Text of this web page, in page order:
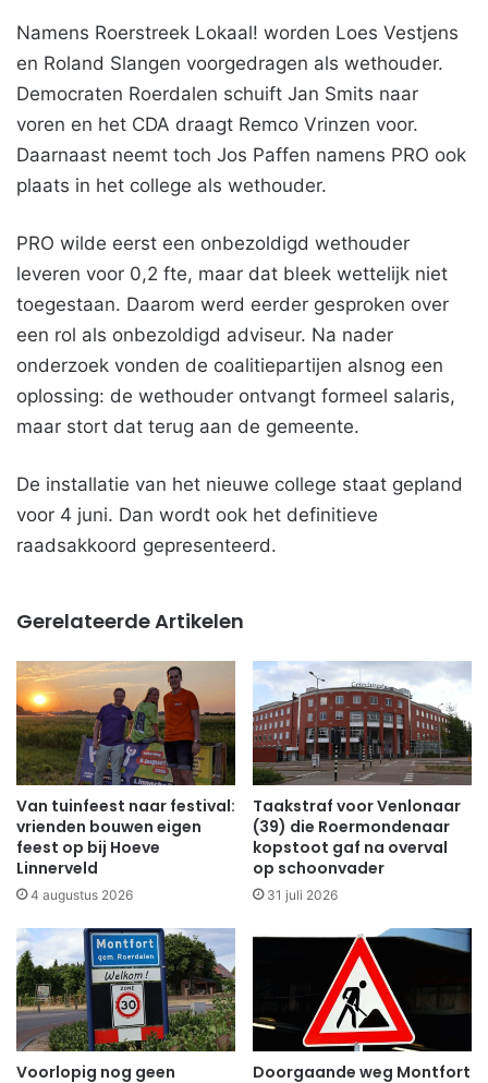
Namens Roerstreek Lokaal! worden Loes Vestjens
en Roland Slangen voorgedragen als wethouder.
Democraten Roerdalen schuift Jan Smits naar
voren en het CDA draagt Remco Vrinzen voor.
Daarnaast neemt toch Jos Paffen namens PRO ook
plaats in het college als wethouder.
PRO wilde eerst een onbezoldigd wethouder
leveren voor 0,2 fte, maar dat bleek wettelijk niet
toegestaan. Daarom werd eerder gesproken over
een rol als onbezoldigd adviseur. Na nader
onderzoek vonden de coalitiepartijen alsnog een
oplossing: de wethouder ontvangt formeel salaris,
maar stort dat terug aan de gemeente.
De installatie van het nieuwe college staat gepland
voor 4 juni. Dan wordt ook het definitieve
raadsakkoord gepresenteerd.
Gerelateerde Artikelen
Van tuinfeest naar festival:
vrienden bouwen eigen
feest op bij Hoeve
Linnerveld
4 augustus 2026
Taakstraf voor Venlonaar
(39) die Roermondenaar
kopstoot gaf na overval
op schoonvader
31 juli 2026
Voorlopig nog geen
Doorgaande weg Montfort